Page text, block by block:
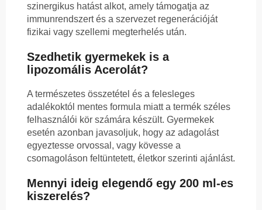
szinergikus hatást alkot, amely támogatja az
immunrendszert és a szervezet regenerációját
fizikai vagy szellemi megterhelés után.
Szedhetik gyermekek is a
lipozomális Acerolát?
A természetes összetétel és a felesleges
adalékoktól mentes formula miatt a termék széles
felhasználói kör számára készült. Gyermekek
esetén azonban javasoljuk, hogy az adagolást
egyeztesse orvossal, vagy kövesse a
csomagoláson feltüntetett, életkor szerinti ajánlást.
Mennyi ideig elegendő egy 200 ml-es
kiszerelés?